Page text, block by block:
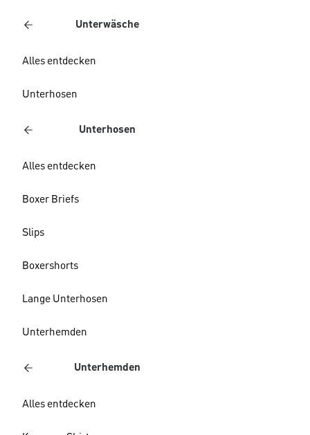
Unterwäsche
Alles entdecken
Unterhosen
Unterhosen
Alles entdecken
Boxer Briefs
Slips
Boxershorts
Lange Unterhosen
Unterhemden
Unterhemden
Alles entdecken